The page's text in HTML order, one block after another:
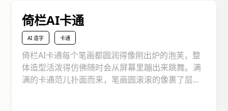
的猫咪，蹦跳着为场景注入甜甜童趣 。
倚栏AI卡通
AI 造字 卡通
倚栏AI卡通每个笔画都圆润得像刚出炉的泡芙，整
体造型活泼得仿佛随时会从屏幕里蹦出来跳舞。满
满的卡通范儿扑面而来，笔画圆滚滚的像裹了层棉